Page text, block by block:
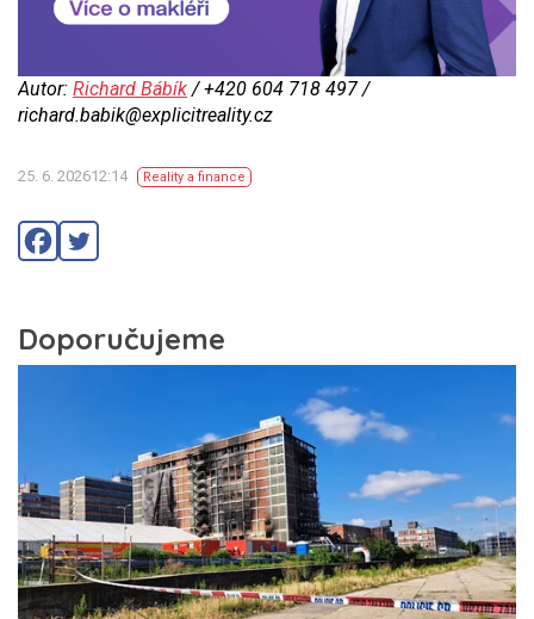
Autor: Richard Bábík/ +420 604 718 497 /
richard.babik@explicitreality.cz
25. 6. 202612:14 Reality a finance